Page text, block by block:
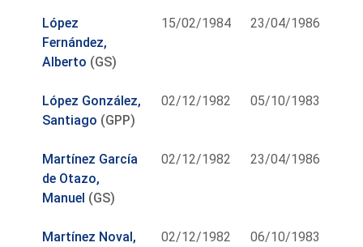
López
Fernández,
Alberto (GS)
15/02/1984 23/04/1986
López González,
Santiago (GPP)
02/12/1982 05/10/1983
Martínez García
de Otazo,
Manuel (GS)
02/12/1982 23/04/1986
Martínez Noval,
02/12/1982 06/10/1983